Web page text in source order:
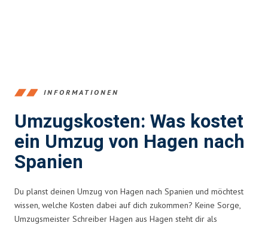
INFORMATIONEN
Umzugskosten: Was kostet
ein Umzug von Hagen nach
Spanien
Du planst deinen Umzug von Hagen nach Spanien und möchtest
wissen, welche Kosten dabei auf dich zukommen? Keine Sorge,
Umzugsmeister Schreiber Hagen aus Hagen steht dir als